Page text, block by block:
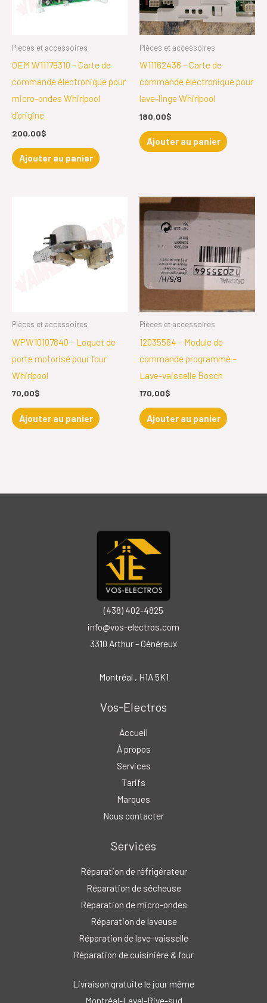
Pièces et accessoires
OEM W11179310 – Carte de
commande électronique pour
micro-ondes Whirlpool
d’origine
200,00$
Ajouter au panier
Pièces et accessoires
W11162436 – Carte de
commande électronique pour
lave-linge Whirlpool
180,00$
Ajouter au panier
Pièces et accessoires
WPW10107840 – Loquet de
porte motorisé pour four
Whirlpool
70,00$
Ajouter au panier
Pièces et accessoires
12035564 – Module de
commande programmé –
Lave-vaisselle Bosch
170,00$
Ajouter au panier
(438) 402-4825
info@vos-electros.com
3310 Arthur - Généreux
Montréal , H1A 5K1
Vos-Electros
Accueil
À propos
Services
Tarifs
Marques
Nous contacter
Services
Réparation de réfrigérateur
Réparation de sécheuse
Réparation de micro-ondes
Réparation de laveuse
Réparation de lave-vaisselle
Réparation de cuisinière & four
Livraison gratuite le jour même
Montréal-Laval-Rive-sud